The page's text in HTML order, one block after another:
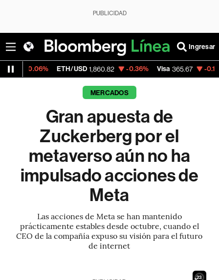
PUBLICIDAD
Ingresar
ETH/USD 1,860.82 -0.36% Visa 365.67 -0.13%
MERCADOS
Gran apuesta de
Zuckerberg por el
metaverso aún no ha
impulsado acciones de
Meta
Las acciones de Meta se han mantenido
prácticamente estables desde octubre, cuando el
CEO de la compañía expuso su visión para el futuro
de internet
21